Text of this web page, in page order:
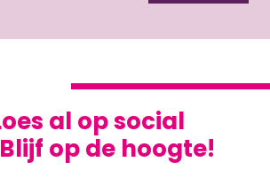
al op social
op de hoogte!